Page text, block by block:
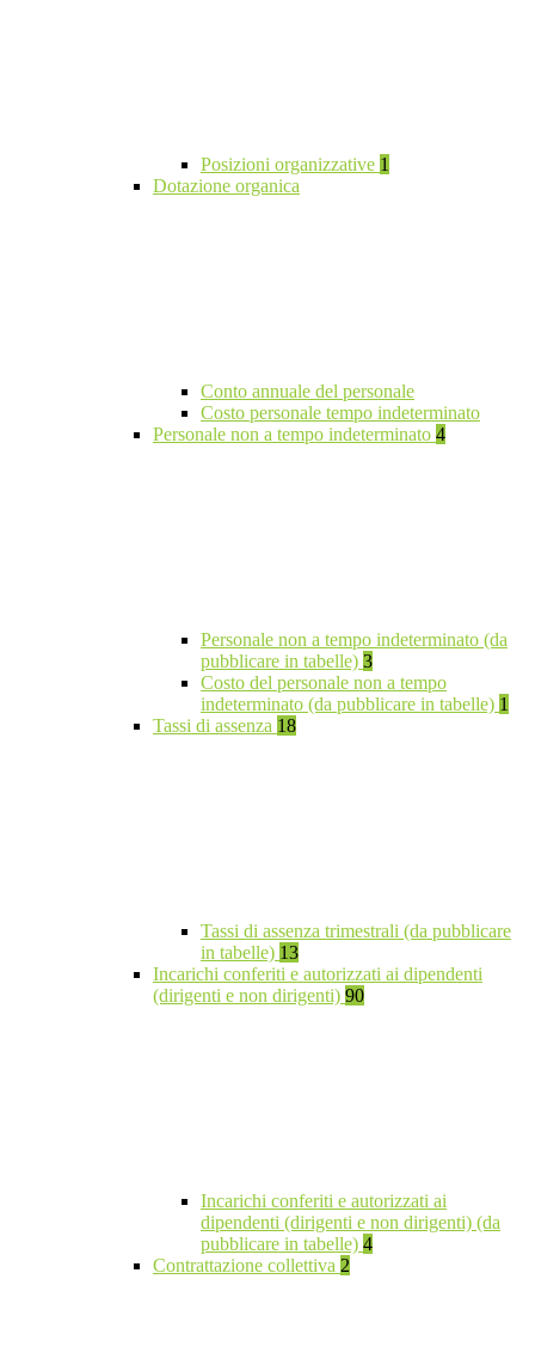
Posizioni organizzative 1
Dotazione organica
Conto annuale del personale
Costo personale tempo indeterminato
Personale non a tempo indeterminato 4
Personale non a tempo indeterminato (da
pubblicare in tabelle) 3
Costo del personale non a tempo
indeterminato (da pubblicare in tabelle) 1
Tassi di assenza 18
Tassi di assenza trimestrali (da pubblicare
in tabelle) 13
Incarichi conferiti e autorizzati ai dipendenti
(dirigenti e non dirigenti) 90
Incarichi conferiti e autorizzati ai
dipendenti (dirigenti e non dirigenti) (da
pubblicare in tabelle) 4
Contrattazione collettiva 2